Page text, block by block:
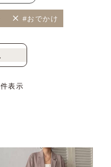
#おでかけ
件表示